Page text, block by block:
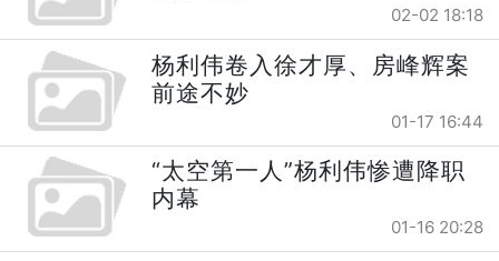
02-02 18:18
杨利伟卷入徐才厚、房峰辉案
前途不妙
01-17 16:44
“太空第一人”杨利伟惨遭降职
内幕
01-16 20:28